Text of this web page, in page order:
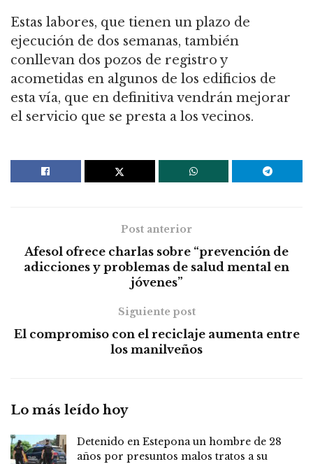
Estas labores, que tienen un plazo de
ejecución de dos semanas, también
conllevan dos pozos de registro y
acometidas en algunos de los edificios de
esta vía, que en definitiva vendrán mejorar
el servicio que se presta a los vecinos.
Post anterior
Afesol ofrece charlas sobre “prevención de
adicciones y problemas de salud mental en
jóvenes”
Siguiente post
El compromiso con el reciclaje aumenta entre
los manilveños
Lo más leído hoy
Detenido en Estepona un hombre de 28
años por presuntos malos tratos a su